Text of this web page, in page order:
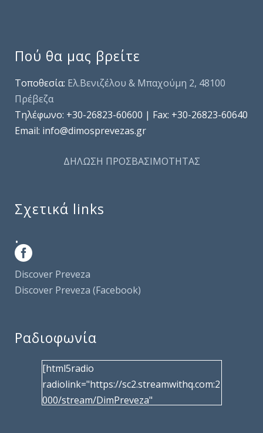
Πού θα μας βρείτε
Τοποθεσία: Ελ.Βενιζέλου & Μπαχούμη 2, 48100
Πρέβεζα
Τηλέφωνo: +30-26823-60600 | Fax: +30-26823-60640
Email: info@dimosprevezas.gr
ΔΗΛΩΣΗ ΠΡΟΣΒΑΣΙΜΟΤΗΤΑΣ
Σχετικά links
.
Discover Preveza
Discover Preveza (Facebook)
Ραδιοφωνία
[html5radio
radiolink="https://sc2.streamwithq.com:2
000/stream/DimPreveza"